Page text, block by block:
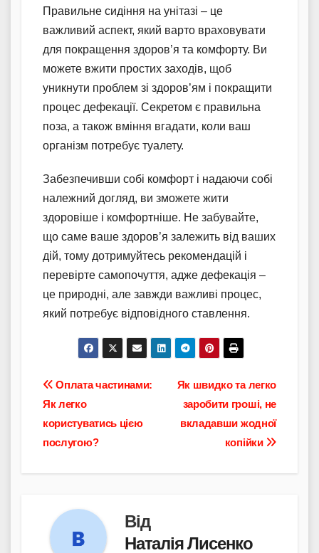
Правильне сидіння на унітазі – це
важливий аспект, який варто враховувати
для покращення здоров’я та комфорту. Ви
можете вжити простих заходів, щоб
уникнути проблем зі здоров’ям і покращити
процес дефекації. Секретом є правильна
поза, а також вміння вгадати, коли ваш
організм потребує туалету.
Забезпечивши собі комфорт і надаючи собі
належний догляд, ви зможете жити
здоровіше і комфортніше. Не забувайте,
що саме ваше здоров’я залежить від ваших
дій, тому дотримуйтесь рекомендацій і
перевірте самопочуття, адже дефекація –
це природні, але завжди важливі процес,
який потребує відповідного ставлення.
Навігація
записів
Як швидко та легко
заробити гроші, не
вкладавши жодної
копійки
Оплата частинами:
Як легко
користуватись цією
послугою?
Від
Наталія Лисенко